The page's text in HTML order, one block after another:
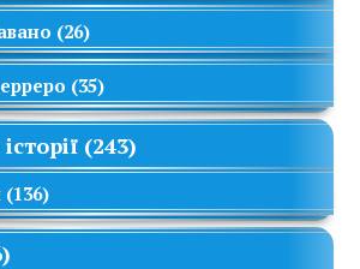
(26)
(35)
(243)
(136)